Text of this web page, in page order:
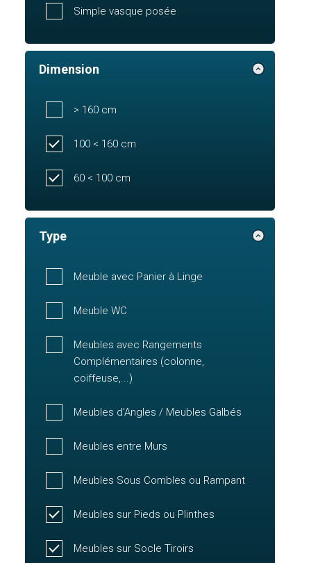
Simple vasque posée
Dimension
> 160 cm
100 < 160 cm
60 < 100 cm
Type
Meuble avec Panier à Linge
Meuble WC
Meubles avec Rangements
Complémentaires (colonne,
coiffeuse,...)
Meubles d'Angles / Meubles Galbés
Meubles entre Murs
Meubles Sous Combles ou Rampant
Meubles sur Pieds ou Plinthes
Meubles sur Socle Tiroirs